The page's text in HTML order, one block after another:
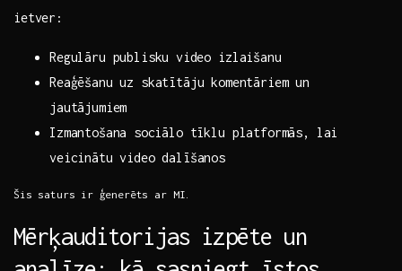
ietver: ⁤ ‌ ​
Regulāru publisku⁤ video izlaišanu
Reaģēšanu‍ uz skatītāju ⁤komentāriem un
‌jautājumiem
Izmantošana⁣ sociālo tīklu platformās,‌ lai
veicinātu video dalīšanos
Šis ‍saturs⁣ ir ģenerēts ar MI.
Mērķauditorijas ⁢izpēte ⁤un